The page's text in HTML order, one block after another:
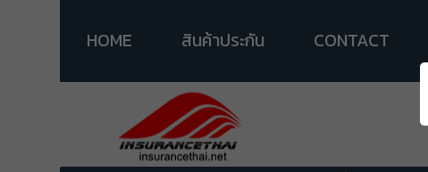
HOME สินค้าประกัน CONTACT